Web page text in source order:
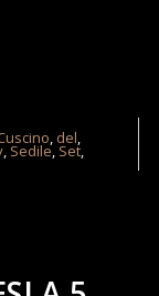
, del,
, Sedile, Set,